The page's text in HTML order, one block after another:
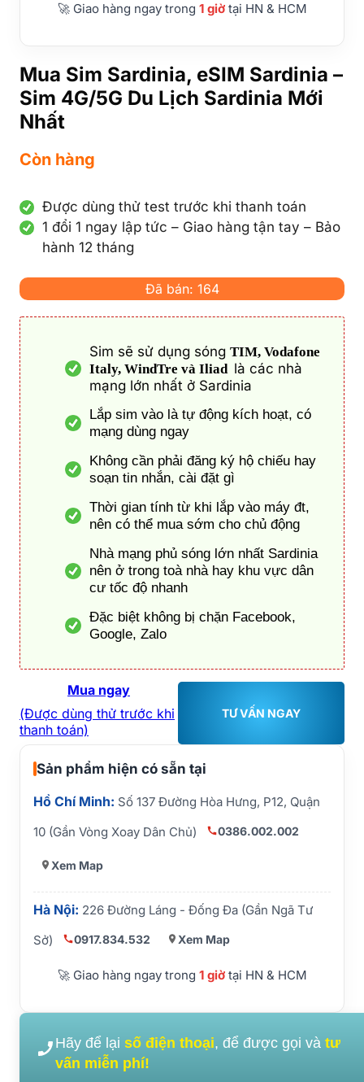
🚀 Giao hàng ngay trong 1 giờtại HN & HCM
Mua Sim Sardinia, eSIM Sardinia –
Sim 4G/5G Du Lịch Sardinia Mới
Nhất
Còn hàng
Được dùng thử test trước khi thanh toán
1 đổi 1 ngay lập tức – Giao hàng tận tay – Bảo
hành 12 tháng
Đã bán: 164
Sim sẽ sử dụng sóng TIM, Vodafone
Italy, WindTre và Iliad là các nhà
mạng lớn nhất ở Sardinia
Lắp sim vào là tự động kích hoạt, có
mạng dùng ngay
Không cần phải đăng ký hộ chiếu hay
soạn tin nhắn, cài đặt gì
Thời gian tính từ khi lắp vào máy đt,
nên có thể mua sớm cho chủ động
Nhà mạng phủ sóng lớn nhất Sardinia
nên ở trong toà nhà hay khu vực dân
cư tốc độ nhanh
Đặc biệt không bị chặn Facebook,
Google, Zalo
Mua ngay
(Được dùng thử trước khi
thanh toán)
TƯ VẤN NGAY
Sản phẩm hiện có sẵn tại
Hồ Chí Minh: Số 137 Đường Hòa Hưng, P12, Quận
10 (Gần Vòng Xoay Dân Chủ)
0386.002.002
Xem Map
Hà Nội: 226 Đường Láng - Đống Đa (Gần Ngã Tư
Sở)
0917.834.532 Xem Map
🚀 Giao hàng ngay trong 1 giờtại HN & HCM
Hãy để lại số điện thoại, để được gọi và tư
vấn miễn phí!